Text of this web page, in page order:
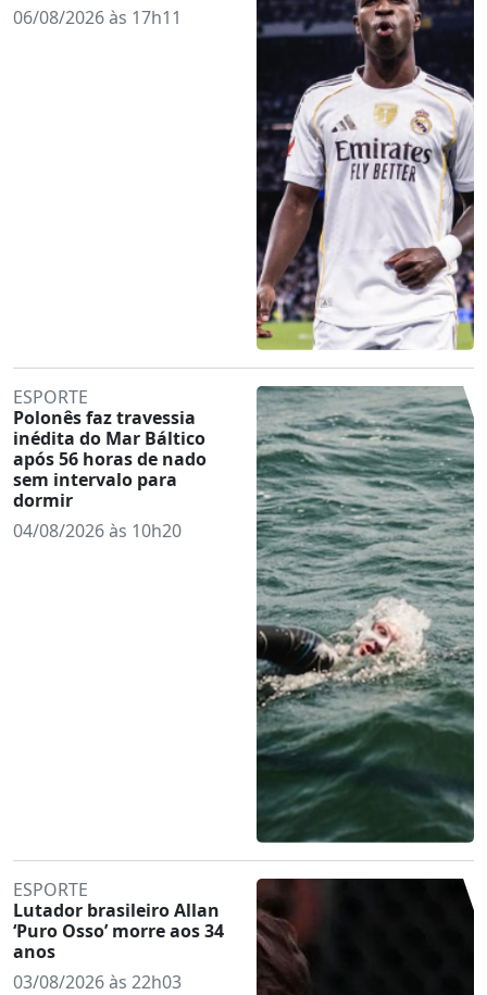
06/08/2026 às 17h11
ESPORTE
Polonês faz travessia
inédita do Mar Báltico
após 56 horas de nado
sem intervalo para
dormir
04/08/2026 às 10h20
ESPORTE
Lutador brasileiro Allan
‘Puro Osso’ morre aos 34
anos
03/08/2026 às 22h03